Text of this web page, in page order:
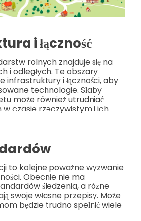
i łączność
rolnych znajduje się na
i odległych. Te obszary
infrastruktury i łączności, aby
technologie. Słaby
może również utrudniać
w czasie rzeczywistym i ich
to kolejne poważne wyzwanie
Obecnie nie ma
śledzenia, a różne
swoje własne przepisy. Może
będzie trudno spełnić wiele